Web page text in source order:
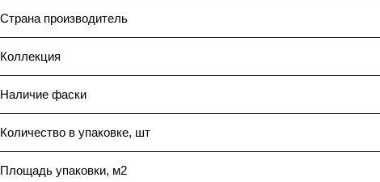
Страна производитель
Коллекция
Наличие фаски
Количество в упаковке, шт
Площадь упаковки, м2